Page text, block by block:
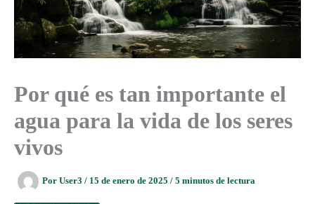
Por qué es tan importante el
agua para la vida de los seres
vivos
Por User3 / 15 de enero de 2025 / 5 minutos de lectura